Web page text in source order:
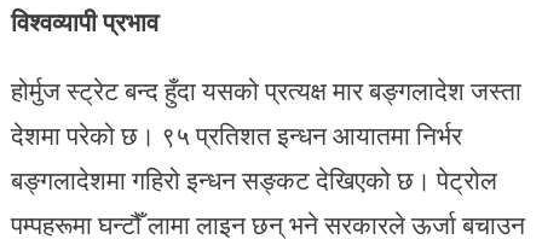
विश्वव्यापी प्रभाव
होर्मुज स्ट्रेट बन्द हुँदा यसको प्रत्यक्ष मार बङ्गलादेश जस्ता
देशमा परेको छ। ९५ प्रतिशत इन्धन आयातमा निर्भर
बङ्गलादेशमा गहिरो इन्धन सङ्कट देखिएको छ। पेट्रोल
पम्पहरूमा घन्टौँ लामा लाइन छन् भने सरकारले ऊर्जा बचाउन